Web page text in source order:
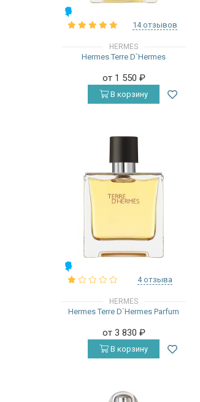
14 отзывов
HERMES
Hermes Terre D`Hermes
от 1 550 ₽
В корзину
4 отзыва
HERMES
Hermes Terre D`Hermes Parfum
от 3 830 ₽
В корзину